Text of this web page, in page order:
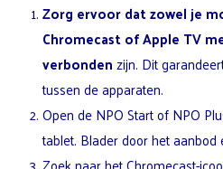
Zorg ervoor dat zowel je
Chromecast of Apple TV
verbondenzijn. Dit
tussen de apparaten.
Open de NPO Start of NPO
tablet. Blader door het